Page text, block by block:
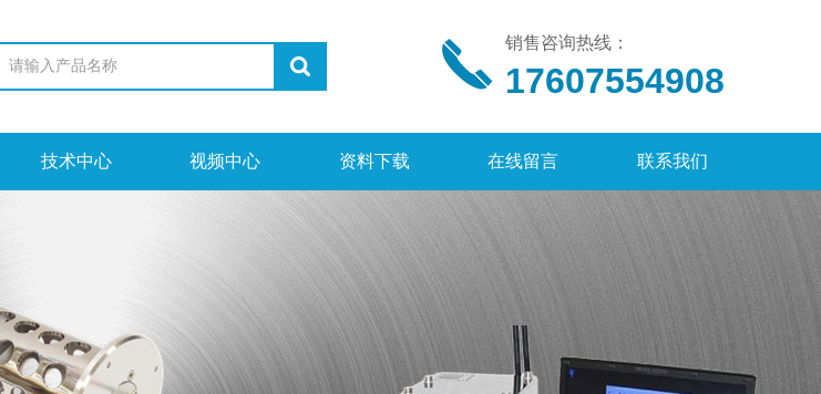
销售咨询热线：
17607554908
技术中心 视频中心 资料下载 在线留言 联系我们